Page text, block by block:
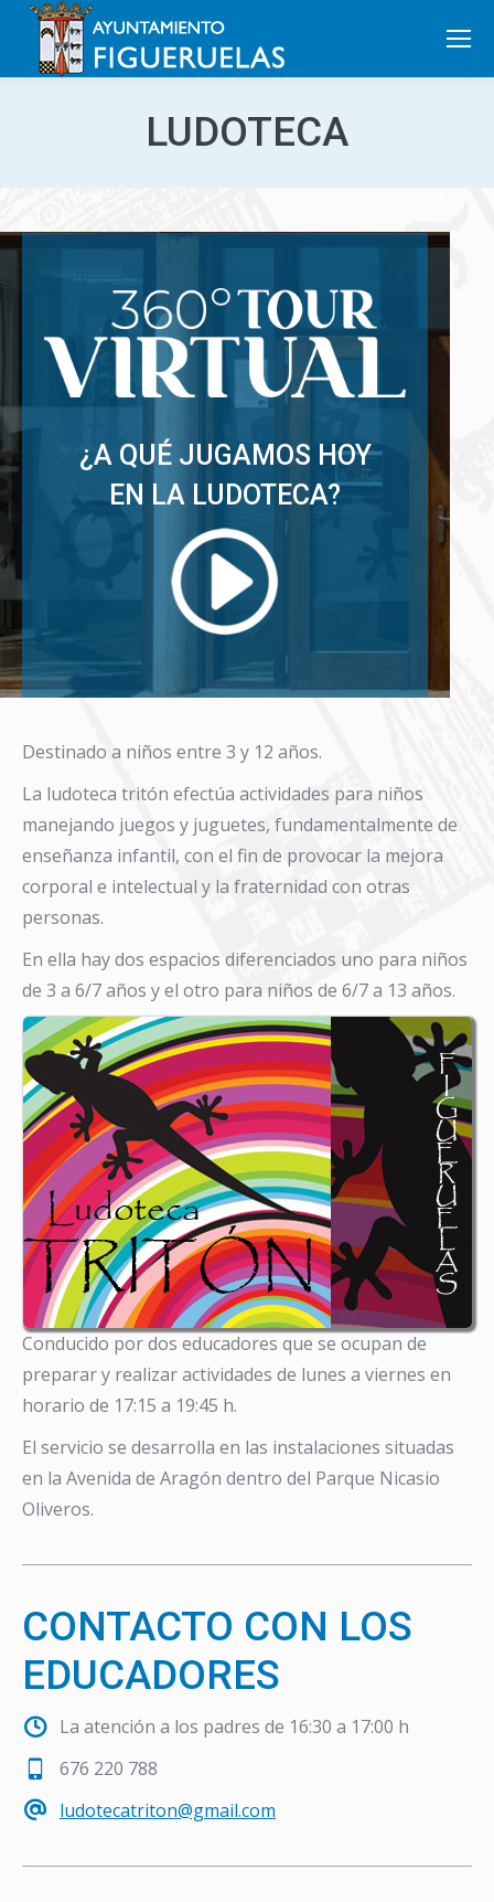
Search:
LUDOTECA
¿A QUÉ JUGAMOS HOY
EN LA LUDOTECA?
Destinado a niños entre 3 y 12 años.
La ludoteca tritón efectúa actividades para niños
manejando juegos y juguetes, fundamentalmente de
enseñanza infantil, con el fin de provocar la mejora
corporal e intelectual y la fraternidad con otras
personas.
En ella hay dos espacios diferenciados uno para niños
de 3 a 6/7 años y el otro para niños de 6/7 a 13 años.
Conducido por dos educadores que se ocupan de
preparar y realizar actividades de lunes a viernes en
horario de 17:15 a 19:45 h.
El servicio se desarrolla en las instalaciones situadas
en la Avenida de Aragón dentro del Parque Nicasio
Oliveros.
CONTACTO CON LOS
EDUCADORES
La atención a los padres de 16:30 a 17:00 h
676 220 788
ludotecatriton@gmail.com